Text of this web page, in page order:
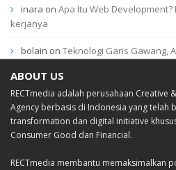
inara on Apa Itu Web
kerjanya
bolain on Teknologi Garis Gawang,
ABOUT US
RECTmedia adalah perusahaan Creative
Agency berbasis di Indonesia yang telah
transformation dan digital initiative
Consumer Good dan Financial.
RECTmedia membantu memaksimalkan